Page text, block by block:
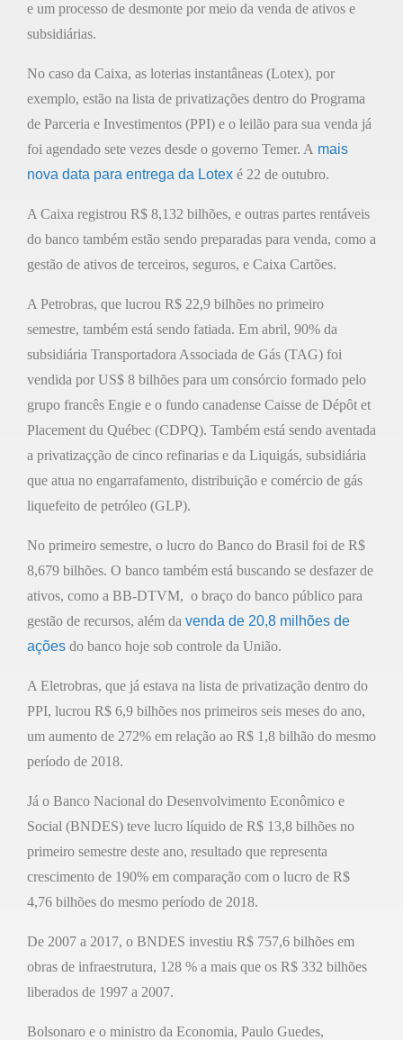
e um processo de desmonte por meio da venda de ativos e
subsidiárias.
No caso da Caixa, as loterias instantâneas (Lotex), por
exemplo, estão na lista de privatizações dentro do Programa
de Parceria e Investimentos (PPI) e o leilão para sua venda já
foi agendado sete vezes desde o governo Temer. A mais
nova data para entrega da Lotex é 22 de outubro.
A Caixa registrou R$ 8,132 bilhões, e outras partes rentáveis
do banco também estão sendo preparadas para venda, como a
gestão de ativos de terceiros, seguros, e Caixa Cartões.
A Petrobras, que lucrou R$ 22,9 bilhões no primeiro
semestre, também está sendo fatiada. Em abril, 90% da
subsidiária Transportadora Associada de Gás (TAG) foi
vendida por US$ 8 bilhões para um consórcio formado pelo
grupo francês Engie e o fundo canadense Caisse de Dépôt et
Placement du Québec (CDPQ). Também está sendo aventada
a privatizaçção de cinco refinarias e da Liquigás, subsidiária
que atua no engarrafamento, distribuição e comércio de gás
liquefeito de petróleo (GLP).
No primeiro semestre, o lucro do Banco do Brasil foi de R$
8,679 bilhões. O banco também está buscando se desfazer de
ativos, como a BB-DTVM, o braço do banco público para
gestão de recursos, além da venda de 20,8 milhões de
ações do banco hoje sob controle da União.
A Eletrobras, que já estava na lista de privatização dentro do
PPI, lucrou R$ 6,9 bilhões nos primeiros seis meses do ano,
um aumento de 272% em relação ao R$ 1,8 bilhão do mesmo
período de 2018.
Já o Banco Nacional do Desenvolvimento Econômico e
Social (BNDES) teve lucro líquido de R$ 13,8 bilhões no
primeiro semestre deste ano, resultado que representa
crescimento de 190% em comparação com o lucro de R$
4,76 bilhões do mesmo período de 2018.
De 2007 a 2017, o BNDES investiu R$ 757,6 bilhões em
obras de infraestrutura, 128 % a mais que os R$ 332 bilhões
liberados de 1997 a 2007.
Bolsonaro e o ministro da Economia, Paulo Guedes,